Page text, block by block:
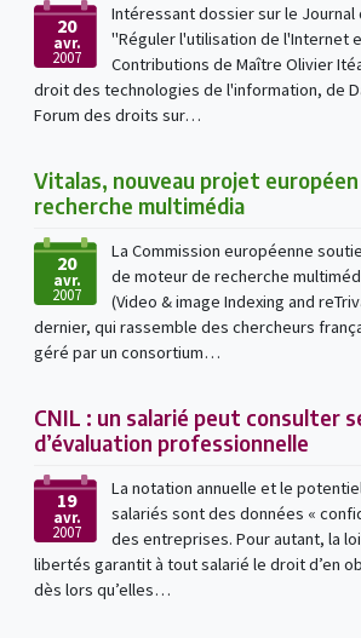
20
avr.
2007
Intéressant dossier sur le Journal
"Réguler l'utilisation de l'Internet
Contributions de Maître Olivier
droit des technologies de l'information, de
Forum des droits sur…
Vitalas, nouveau projet
recherche multimédia
20
avr.
2007
La Commission européenne
de moteur de recherche
(Video & image Indexing and
dernier, qui rassemble des chercheurs
géré par un consortium…
CNIL : un salarié peut consulter
d’évaluation professionnelle
19
avr.
2007
La notation annuelle et le
salariés sont des données «
des entreprises. Pour autant, la
libertés garantit à tout salarié le droit d’en
dès lors qu’elles…